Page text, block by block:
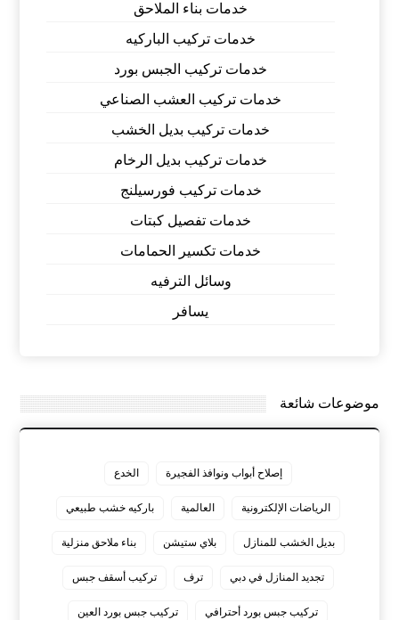
خدمات بناء الملاحق
خدمات تركيب الباركيه
خدمات تركيب الجبس بورد
خدمات تركيب العشب الصناعي
خدمات تركيب بديل الخشب
خدمات تركيب بديل الرخام
خدمات تركيب فورسيلنج
خدمات تفصيل كبتات
خدمات تكسير الحمامات
وسائل الترفيه
يسافر
موضوعات شائعة
إصلاح أبواب ونوافذ الفجيرة الخدع
الرياضات الإلكترونية العالمية باركيه خشب طبيعي
بديل الخشب للمنازل بلاي ستيشن بناء ملاحق منزلية
تجديد المنازل في دبي ترف تركيب أسقف جبس
تركيب جبس بورد أحترافي تركيب جبس بورد العين